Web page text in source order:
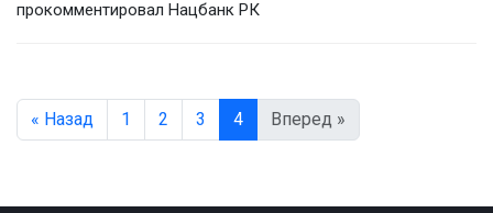
прокомментировал Нацбанк РК
« Назад 1 2 3 4 Вперед »